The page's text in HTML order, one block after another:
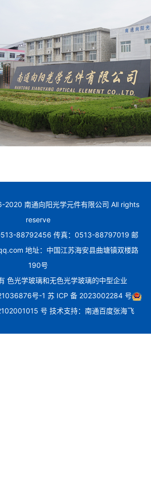
南通向阳光学元件有限公司 All rights
reserve
88792456 传真：0513-88797019 邮
地址：中国江苏海安县曲塘镇双楼路
190号
色光学玻璃和无色光学玻璃的中型企业
号-1 苏 ICP 备 2023002284 号
号 技术支持： 南通百度张海飞